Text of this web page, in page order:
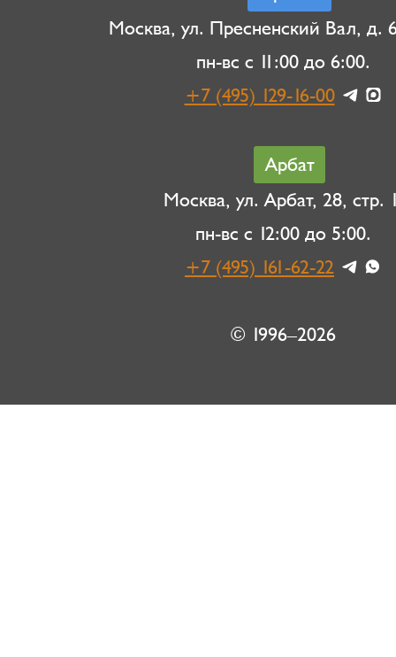
Москва, ул. Пресненский Вал, д.
пн-вс с 11:00 до 6:00.
+7 (495) 129-16-00
Арбат
Москва, ул. Арбат, 28, стр.
пн-вс с 12:00 до 5:00.
+7 (495) 161-62-22
© 1996–2026